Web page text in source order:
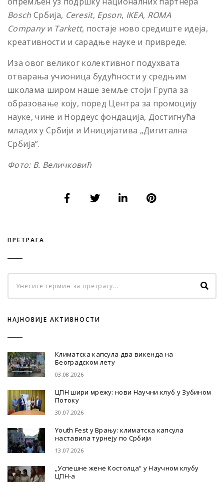
Bosch Србија, Ceresit, Epson, IKEA, ROMA
Companyи Tarkett, постаје ново средиште идеја,
креативности и сарадње науке и привреде.
Иза овог великог колективног подухвата
отварања учионица будућности у средњим
школама широм наше земље стоји Група за
образовање коју, поред Центра за промоцију
науке, чине и Нордеус фондација, Достигнућа
младих у Србији и Иницијатива „Дигитална
Србија”.
Фото: В. Величковић
ПРЕТРАГА
НАЈНОВИЈЕ АКТИВНОСТИ
Климатска капсула два викенда на
Београдском лету
03.08.2026
ЦПН шири мрежу: нови Научни клуб у Зубином
Потоку
30.07.2026
Youth Fest у Врању: климатска капсула
наставила турнеју по Србији
13.07.2026
„Успешне жене Костолца“ у Научном клубу
ЦПН-а